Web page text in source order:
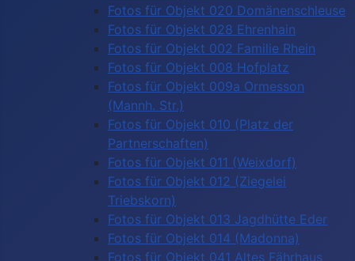
Fotos für Objekt 020 Domänenschleuse
Fotos für Objekt 028 Ehrenhain
Fotos für Objekt 002 Familie Rhein
Fotos für Objekt 008 Hofplatz
Fotos für Objekt 009a Ormesson
(Mannh. Str.)
Fotos für Objekt 010 (Platz der
Partnerschaften)
Fotos für Objekt 011 (Weixdorf)
Fotos für Objekt 012 (Ziegelei
Triebskorn)
Fotos für Objekt 013 Jagdhütte Eder
Fotos für Objekt 014 (Madonna)
Fotos für Objekt 041 Altes Fährhaus